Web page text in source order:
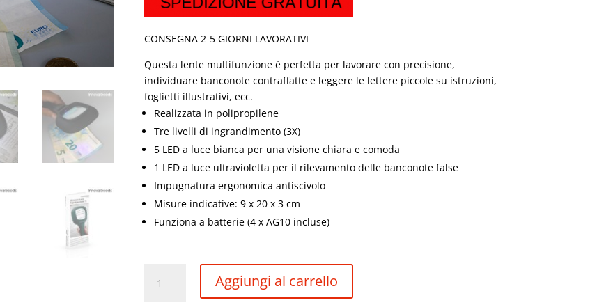
CONSEGNA 2-5 GIORNI LAVORATIVI
Questa lente multifunzione è perfetta per lavorare con precisione,
individuare banconote contraffatte e leggere le lettere piccole su istruzioni,
foglietti illustrativi, ecc.
Realizzata in polipropilene
Tre livelli di ingrandimento (3X)
5 LED a luce bianca per una visione chiara e comoda
1 LED a luce ultravioletta per il rilevamento delle banconote false
Impugnatura ergonomica antiscivolo
Misure indicative: 9 x 20 x 3 cm
Funziona a batterie (4 x AG10 incluse)
INGRANDIMENTO
Aggiungi al carrello